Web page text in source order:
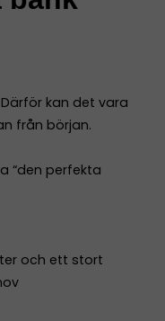
kan det vara
från början.
“den perfekta
och ett stort